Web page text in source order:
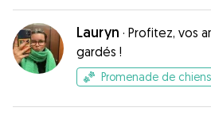
Lauryn · Profitez, vos
gardés !
Promenade de chiens